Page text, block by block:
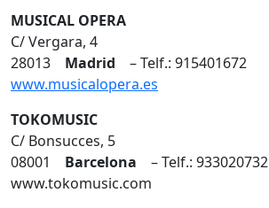
MUSICAL OPERA
C/ Vergara, 4
28013 Madrid – Telf.: 915401672
www.musicalopera.es
TOKOMUSIC
C/ Bonsucces, 5
08001 Barcelona – Telf.: 933020732
www.tokomusic.com